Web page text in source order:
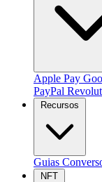
Apple Pay
PayPal Revolut
Recursos
Guias
NFT